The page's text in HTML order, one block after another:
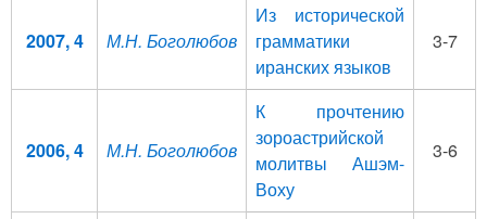
2007, 4 М.Н. Боголюбов
Из исторической
грамматики
иранских языков
3-7
2006, 4 М.Н. Боголюбов
К прочтению
зороастрийской
молитвы Ашэм-
Воху
3-6